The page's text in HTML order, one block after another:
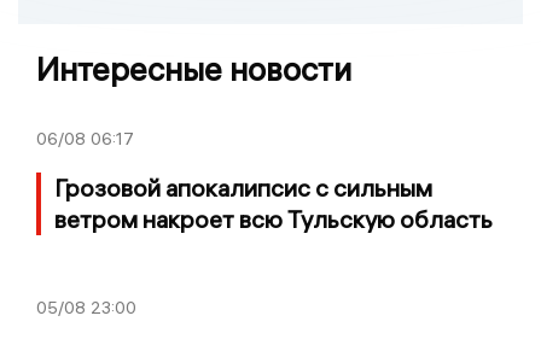
Интересные новости
06/08 06:17
Грозовой апокалипсис с сильным
ветром накроет всю Тульскую область
05/08 23:00